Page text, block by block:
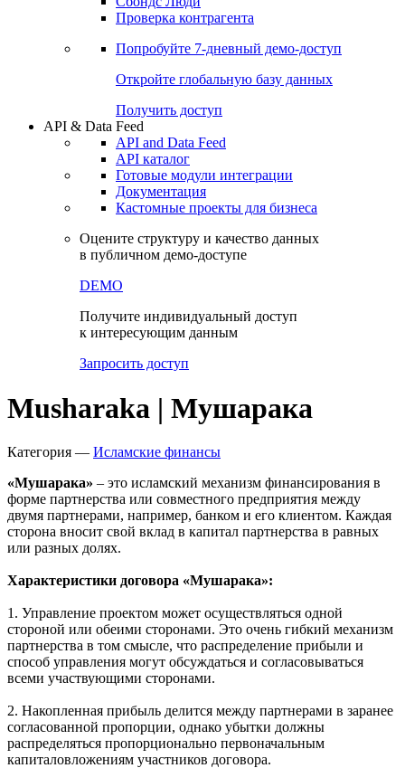
Сохраненные запросы
Чат
Проверка контрагента
Попробуйте7-дневный
Откройте глобальную базу данных
Получить доступ
API & Data Feed
API and Data Feed
Готовые модули интеграции
Документация
в публичном демо-доступе
к интересующим данным
Запросить доступ
Musharaka | Мушарака
Категория —Исламские финансы
«Мушарака»– это исламский механизм финансирования в
двумя партнерами, например, банком и его клиентом. Каждая
или разных долях.
Характеристики договора «Мушарака»:
1. Управление проектом может осуществляться одной
партнерства в том смысле, что распределение прибыли и
способ управления могут обсуждаться и согласовываться
всеми участвующими сторонами.